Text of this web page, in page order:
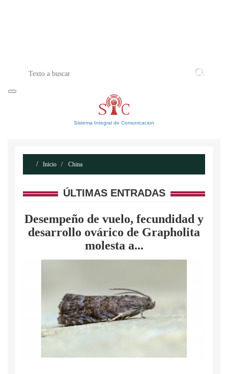
Sistema Integral de Comunicacion
Inicio China
ÚLTIMAS ENTRADAS
Desempeño de vuelo, fecundidad y
desarrollo ovárico de Grapholita
molesta a...